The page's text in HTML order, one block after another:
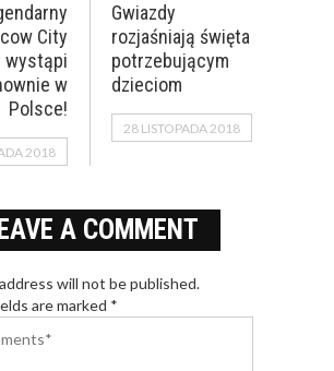
City
wystąpi
w
Polsce!
2018
Gwiazdy
rozjaśniają święta
potrzebującym
dzieciom
28 LISTOPADA 2018
A COMMENT
will not be published.
are marked *